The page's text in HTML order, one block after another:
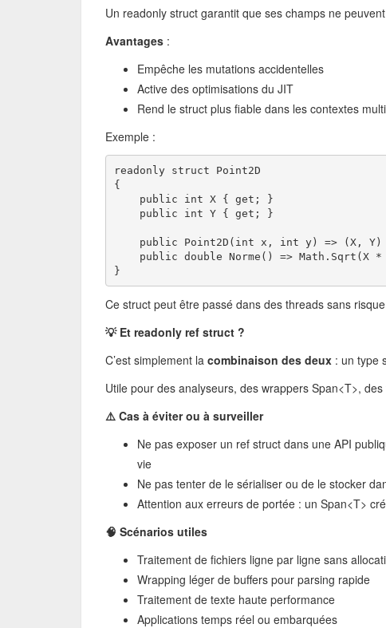
Un readonly struct garantit que ses champs ne
Avantages :
Empêche les mutations accidentelles
Active des optimisations du JIT
Rend le struct plus fiable dans les contextes
Exemple :
readonly struct Point2D
{
public int X { get; }
public int Y { get; }
public Point2D(int x, int y) => (X, Y)
public double Norme() => Math.Sqrt(X *
}
Ce struct peut être passé dans des threads sans
💡 Et readonly ref struct ?
C’est simplement la combinaison des deux : un type
Utile pour des analyseurs, des wrappers Span<T>,
⚠️ Cas à éviter ou à surveiller
Ne pas exposer un ref struct dans une API
vie
Ne pas tenter de le sérialiser ou de le stocker
Attention aux erreurs de portée : un Span<T>
🧠 Scénarios utiles
Traitement de fichiers ligne par ligne sans
Wrapping léger de buffers pour parsing rapide
Traitement de texte haute performance
Applications temps réel ou embarquées